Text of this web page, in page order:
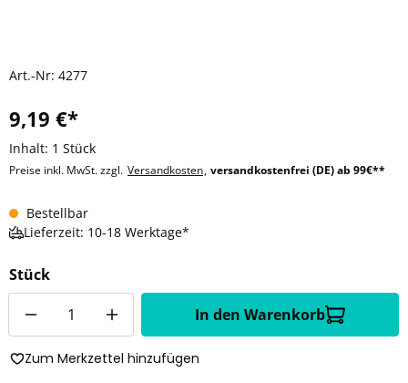
Art.-Nr: 4277
9,19 €*
Inhalt: 1 Stück
Preise inkl. MwSt. zzgl. Versandkosten, versandkostenfrei (DE) ab 99€**
Bestellbar
Lieferzeit: 10-18 Werktage*
Stück
In den Warenkorb
Zum Merkzettel hinzufügen